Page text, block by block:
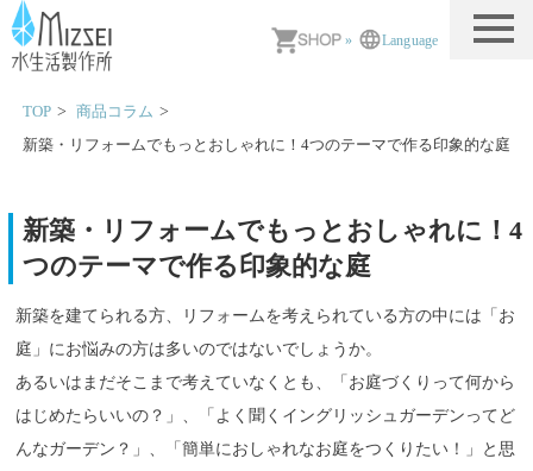
» Language
TOP
商品コラム
新築・リフォームでもっとおしゃれに！4つのテーマで作る印象的な庭
新築・リフォームでもっとおしゃれに！4
つのテーマで作る印象的な庭
新築を建てられる方、リフォームを考えられている方の中には「お
庭」にお悩みの方は多いのではないでしょうか。
あるいはまだそこまで考えていなくとも、「お庭づくりって何から
はじめたらいいの？」、「よく聞くイングリッシュガーデンってど
んなガーデン？」、「簡単におしゃれなお庭をつくりたい！」と思